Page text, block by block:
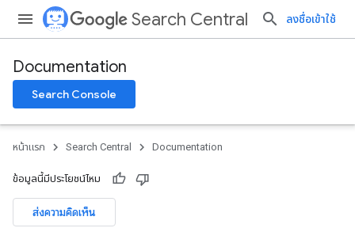
Search Central ลงชื่อเข้าใช้
Documentation
Search Console
หน้าแรก Search Central Documentation
ข้อมูลนี้มีประโยชน์ไหม
ส่งความคิดเห็น